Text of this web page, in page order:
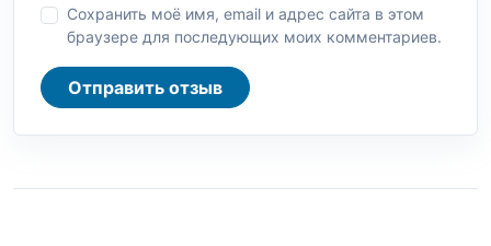
Сохранить моё имя, email и адрес сайта в этом
браузере для последующих моих комментариев.
Отправить отзыв